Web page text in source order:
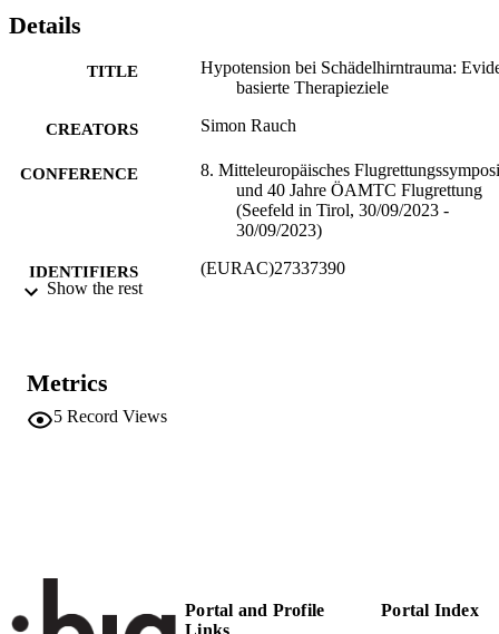
Details
TITLE
Hypotension bei Schädelhirntrauma:
basierte Therapieziele
CREATORS Simon Rauch
CONFERENCE
8. Mitteleuropäisches
und 40 Jahre ÖAMTC Flugrettung
(Seefeld in Tirol, 30/09/2023 -
30/09/2023)
IDENTIFIERS
(EURAC)27337390
AUDIENCE
Show the rest
Metrics
5 Record Views
Portal and Profile
Links
Portal Index